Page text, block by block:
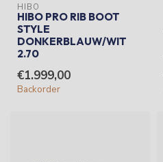
HIBO
HIBO PRO RIB BOOT
STYLE
DONKERBLAUW/WIT
2.70
€1.999,00
Backorder